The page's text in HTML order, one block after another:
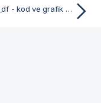
TTestw_df - kod ve grafik fonksiyonu